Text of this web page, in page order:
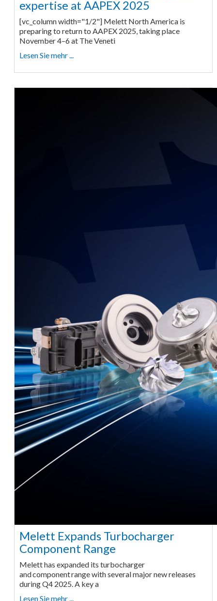
expertise at AAPEX 2025
[vc_column width="1/2"] Melett North America is
preparing to return to AAPEX 2025, taking place
November 4–6 at The Veneti
Lesen Sie mehr ...
Melett Expands Turbocharger
Component Range
Melett has expanded its turbocharger
and component range with several major new releases
during Q4 2025. A key a
Lesen Sie mehr ...